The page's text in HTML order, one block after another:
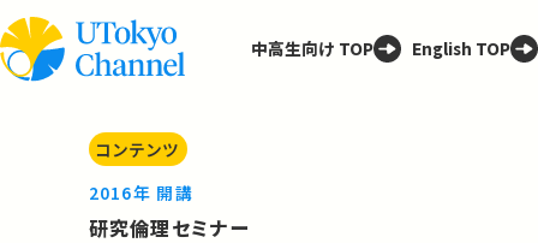
中高生向け TOP English TOP
コンテンツ
2016年 開講
研究倫理セミナー